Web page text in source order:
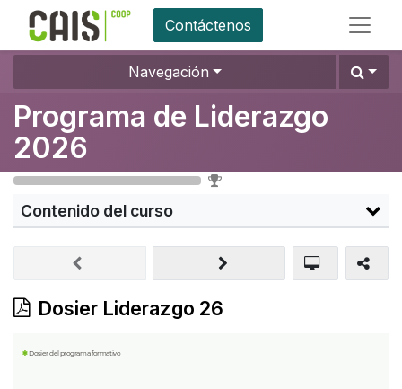
Contáctenos
Navegación
Programa de Liderazgo
2026
Contenido del curso
Dosier Liderazgo 26